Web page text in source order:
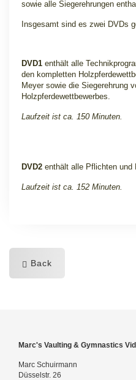
sowie alle Siegerehrungen
Insgesamt sind es zwei DVDs
DVD1 enthält alle
den kompletten
Meyer sowie die Siegerehrung
Holzpferdewettbewerbes.
Laufzeit ist ca. 150 Minuten.
DVD2 enthält alle Pflichten und
Laufzeit ist ca. 152 Minuten.
Back
Marc's Vaulting & Gymnastics
Marc Schuirmann
Düsselstr. 26